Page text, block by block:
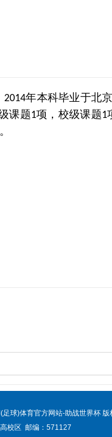
2014年本科毕业于北
课题1项，校级课题1
球)体育官方网站-助战世界杯
高校区 邮编：571127